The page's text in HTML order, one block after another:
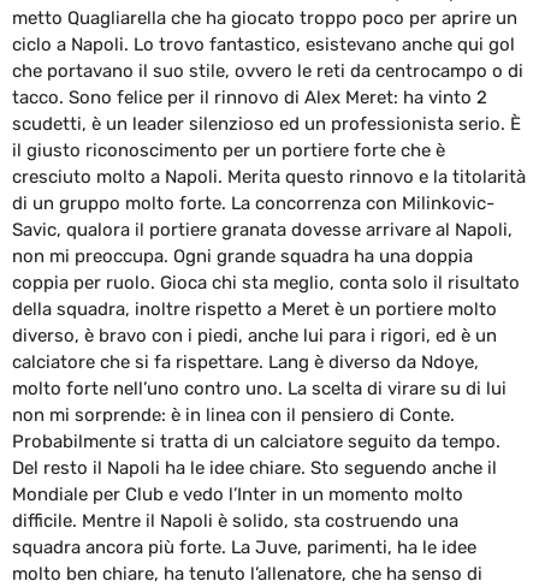
metto Quagliarella che ha giocato troppo poco per aprire un
ciclo a Napoli. Lo trovo fantastico, esistevano anche qui gol
che portavano il suo stile, ovvero le reti da centrocampo o di
tacco. Sono felice per il rinnovo di Alex Meret: ha vinto 2
scudetti, è un leader silenzioso ed un professionista serio. È
il giusto riconoscimento per un portiere forte che è
cresciuto molto a Napoli. Merita questo rinnovo e la titolarità
di un gruppo molto forte. La concorrenza con Milinkovic-
Savic, qualora il portiere granata dovesse arrivare al Napoli,
non mi preoccupa. Ogni grande squadra ha una doppia
coppia per ruolo. Gioca chi sta meglio, conta solo il risultato
della squadra, inoltre rispetto a Meret è un portiere molto
diverso, è bravo con i piedi, anche lui para i rigori, ed è un
calciatore che si fa rispettare. Lang è diverso da Ndoye,
molto forte nell’uno contro uno. La scelta di virare su di lui
non mi sorprende: è in linea con il pensiero di Conte.
Probabilmente si tratta di un calciatore seguito da tempo.
Del resto il Napoli ha le idee chiare. Sto seguendo anche il
Mondiale per Club e vedo l’Inter in un momento molto
difficile. Mentre il Napoli è solido, sta costruendo una
squadra ancora più forte. La Juve, parimenti, ha le idee
molto ben chiare, ha tenuto l’allenatore, che ha senso di